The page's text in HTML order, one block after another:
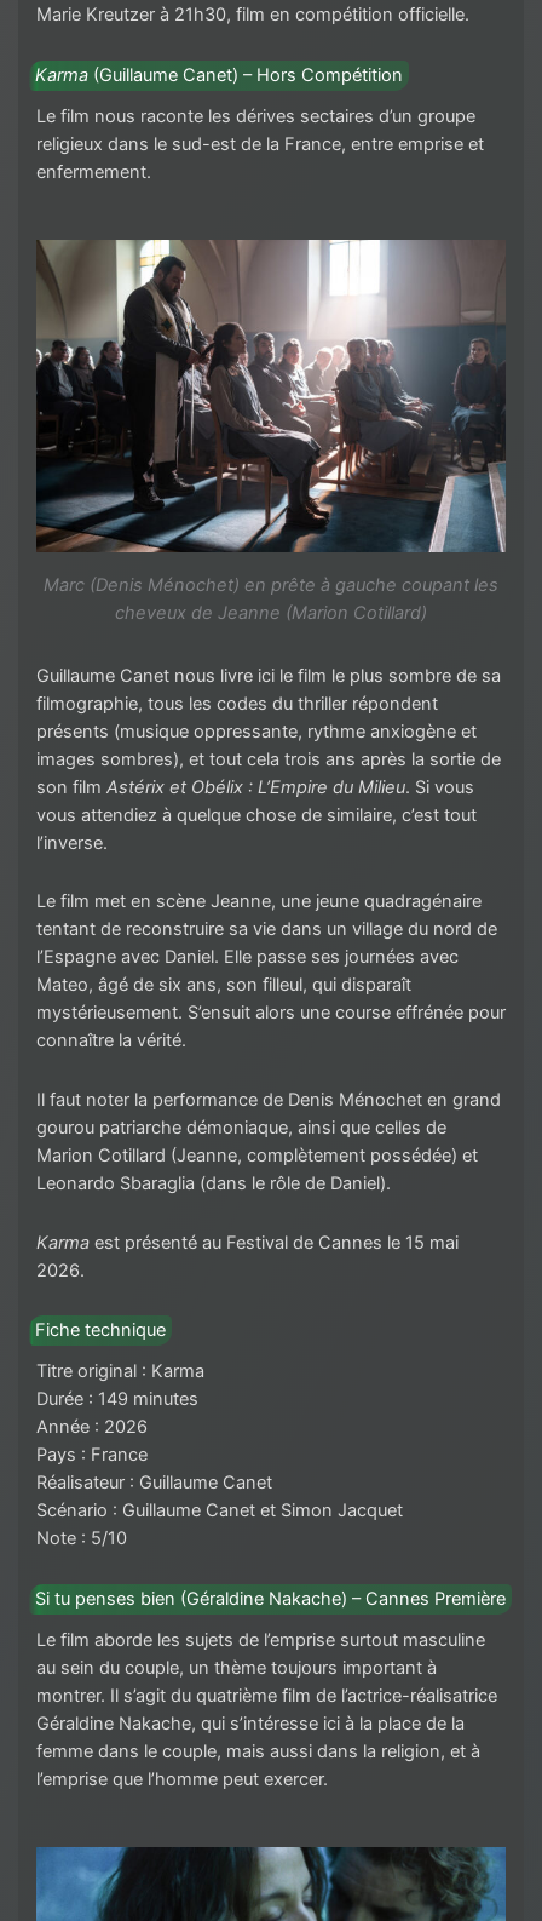
Marie Kreutzer à 21h30, film en compétition officielle.
Karma (Guillaume Canet) – Hors Compétition
Le film nous raconte les dérives sectaires d’un groupe
religieux dans le sud-est de la France, entre emprise et
enfermement.
Marc (Denis Ménochet) en prête à gauche coupant les
cheveux de Jeanne (Marion Cotillard)
Guillaume Canet nous livre ici le film le plus sombre de sa
filmographie, tous les codes du thriller répondent
présents (musique oppressante, rythme anxiogène et
images sombres), et tout cela trois ans après la sortie de
son film Astérix et Obélix : L’Empire du Milieu. Si vous
vous attendiez à quelque chose de similaire, c’est tout
l’inverse.
Le film met en scène Jeanne, une jeune quadragénaire
tentant de reconstruire sa vie dans un village du nord de
l’Espagne avec Daniel. Elle passe ses journées avec
Mateo, âgé de six ans, son filleul, qui disparaît
mystérieusement. S’ensuit alors une course effrénée pour
connaître la vérité.
Il faut noter la performance de Denis Ménochet en grand
gourou patriarche démoniaque, ainsi que celles de
Marion Cotillard (Jeanne, complètement possédée) et
Leonardo Sbaraglia (dans le rôle de Daniel).
Karma est présenté au Festival de Cannes le 15 mai
2026.
Fiche technique
Titre original : Karma
Durée : 149 minutes
Année : 2026
Pays : France
Réalisateur : Guillaume Canet
Scénario : Guillaume Canet et Simon Jacquet
Note : 5/10
Si tu penses bien (Géraldine Nakache) – Cannes Première
Le film aborde les sujets de l’emprise surtout masculine
au sein du couple, un thème toujours important à
montrer. Il s’agit du quatrième film de l’actrice-réalisatrice
Géraldine Nakache, qui s’intéresse ici à la place de la
femme dans le couple, mais aussi dans la religion, et à
l’emprise que l’homme peut exercer.